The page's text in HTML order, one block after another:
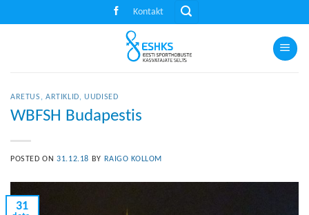
to
Kontakt
ARETUS , ARTIKLID,UUDISED
WBFSH Budapestis
POSTED ON31.12.18 BY RAIGO KOLLOM
31